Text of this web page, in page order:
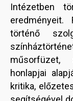
Intézetben
eredményeit.
történő
műsorfüzet,
honlapjai
kritika,